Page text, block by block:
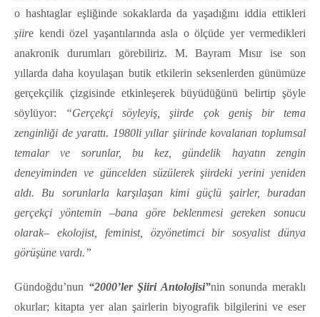
o hashtaglar eşliğinde sokaklarda da yaşadığını iddia ettikleri
şiire kendi özel yaşantılarında asla o ölçüde yer vermedikleri
anakronik durumları görebiliriz. M. Bayram Mısır ise son
yıllarda daha koyulaşan butik etkilerin seksenlerden günümüze
gerçekçilik çizgisinde etkinleşerek büyüdüğünü belirtip şöyle
söylüyor:
“Gerçekçi söyleyiş, şiirde çok geniş bir tema
zenginliği de yarattı. 1980li yıllar şiirinde kovalanan toplumsal
temalar ve sorunlar, bu kez, gündelik hayatın zengin
deneyiminden ve güncelden süzülerek şiirdeki yerini yeniden
aldı. Bu sorunlarla karşılaşan kimi güçlü şairler, buradan
gerçekçi yöntemin –bana göre beklenmesi gereken sonucu
olarak– ekolojist, feminist, özyönetimci bir sosyalist dünya
görüşüne vardı.”
Gündoğdu’nun “2000’ler Şiiri Antolojisi”nin sonunda meraklı
okurlar; kitapta yer alan şairlerin biyografik bilgilerini ve eser